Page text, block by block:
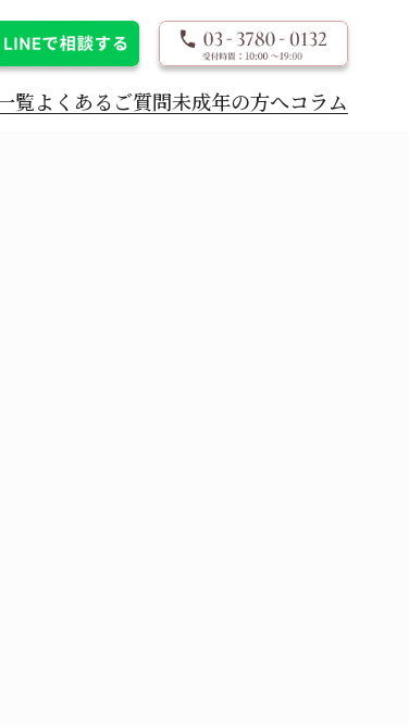
覧よくあるご質問未成年の方へコラム